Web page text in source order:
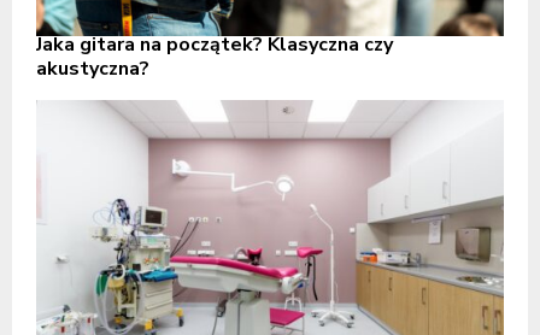
Jaka gitara na początek? Klasyczna czy
akustyczna?